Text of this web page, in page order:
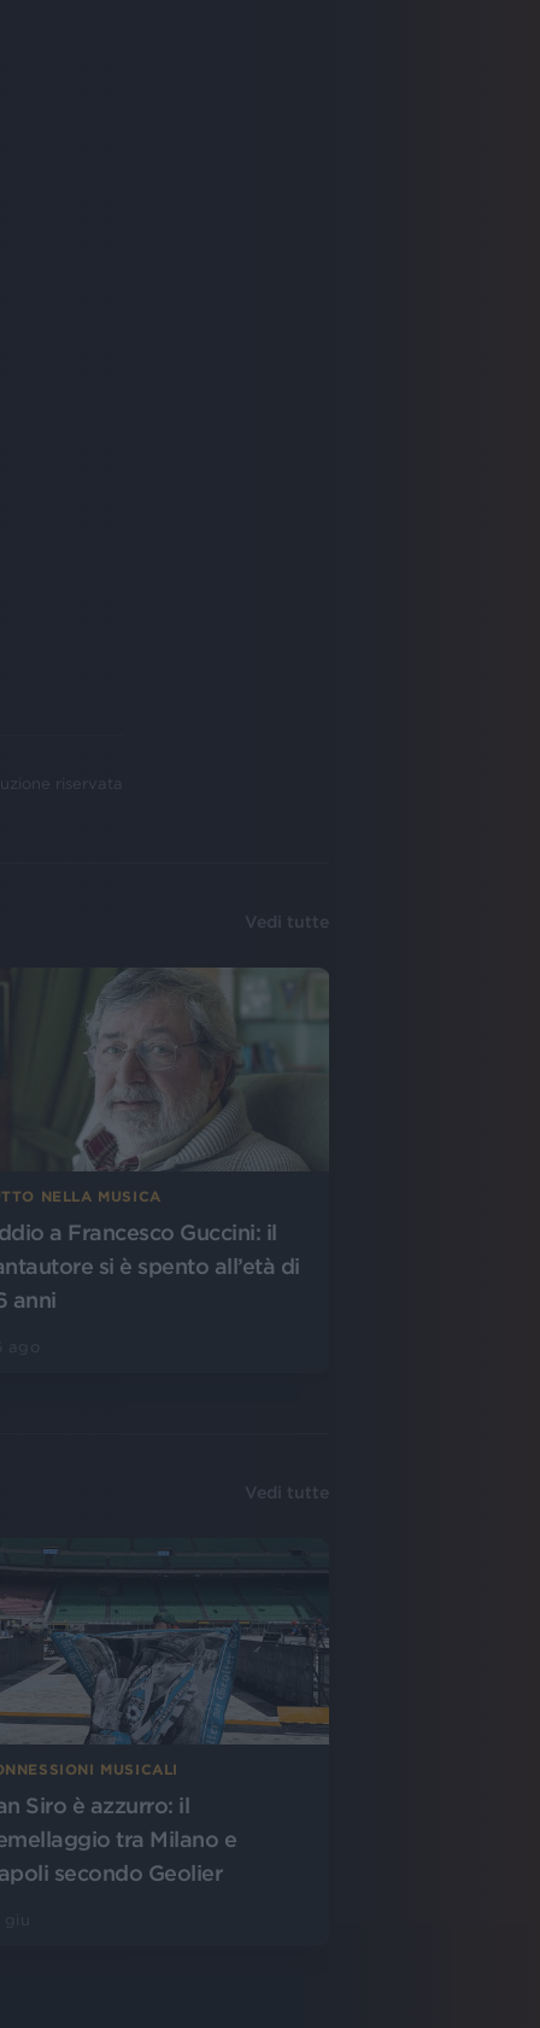
riservata
Vedi tutte
NELLA MUSICA
a Francesco Guccini: il
si è spento all’età di
anni
Vedi tutte
MUSICALI
Siro è azzurro: il
tra Milano e
secondo Geolier